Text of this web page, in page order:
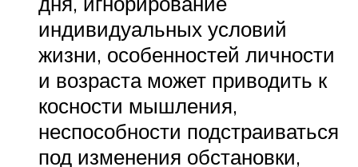
индивидуальных условий
жизни, особенностей личности
и возраста может приводить к
косности мышления,
неспособности подстраиваться
под изменения обстановки,